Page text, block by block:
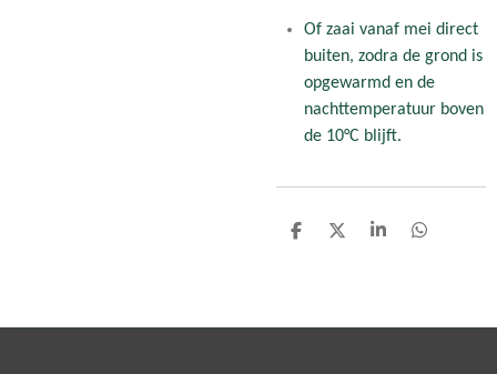
Of zaai vanaf mei direct
buiten, zodra de grond is
opgewarmd en de
nachttemperatuur boven
de 10°C blijft.
D
D
S
D